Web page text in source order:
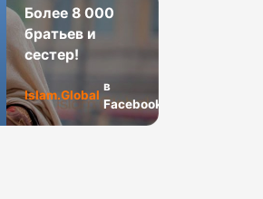
Более 8 000
братьев и
сестер!
Islam.Global
в
Facebook